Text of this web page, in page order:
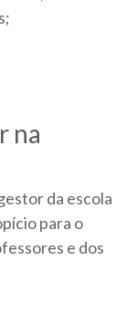
na
da escola
para o
e dos